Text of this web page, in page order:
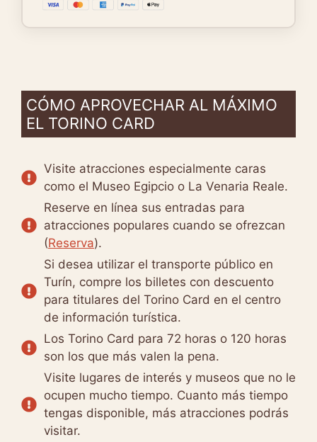
CÓMO APROVECHAR AL MÁXIMO
EL TORINO CARD
Visite atracciones especialmente caras
como el Museo Egipcio o La Venaria Reale.
Reserve en línea sus entradas para
atracciones populares cuando se ofrezcan
(Reserva).
Si desea utilizar el transporte público en
Turín, compre los billetes con descuento
para titulares del Torino Card en el centro
de información turística.
Los Torino Card para 72 horas o 120 horas
son los que más valen la pena.
Visite lugares de interés y museos que no le
ocupen mucho tiempo. Cuanto más tiempo
tengas disponible, más atracciones podrás
visitar.